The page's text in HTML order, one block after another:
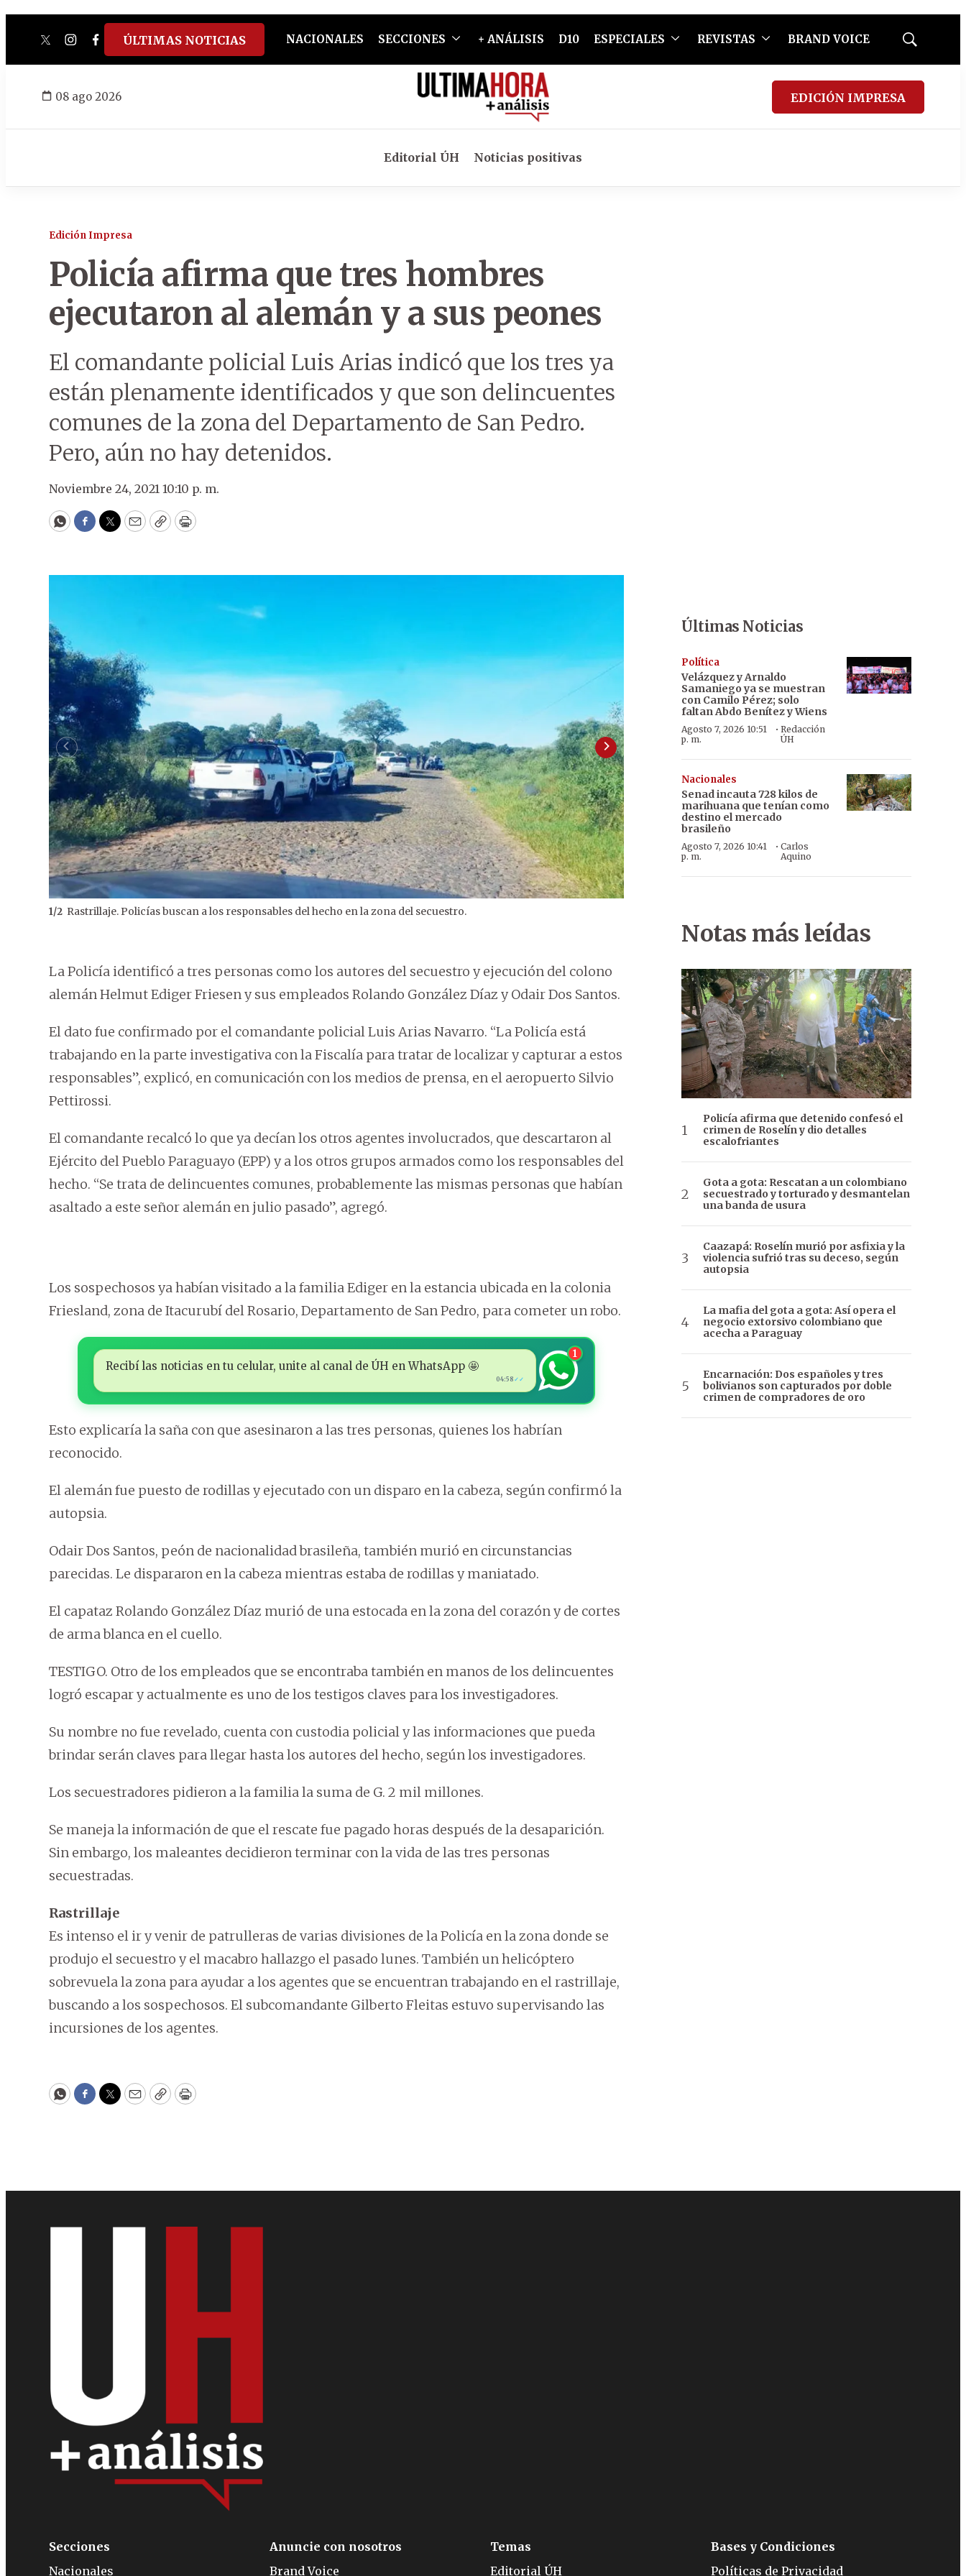
twitterinstagram
facebook
tiktokyoutube
spotify
ÚLTIMAS NOTICIAS NACIONALES SECCIONES + ANÁLISIS D10 ESPECIALES REVISTAS BRAND VOICE
Mostrar
08 ago 2026 EDICIÓN IMPRESA
Editorial ÚH Noticias positivas
Edición Impresa
Policía afirma que tres hombres
ejecutaron al alemán y a sus peones
El comandante policial Luis Arias indicó que los tres ya
están plenamente identificados y que son delincuentes
comunes de la zona del Departamento de San Pedro.
Pero, aún no hay detenidos.
Noviembre 24, 2021 10:10 p. m.
WhatsApp
Facebook
Twitter
EmailCopyPrint
1/2 Rastrillaje. Policías buscan a los responsables del hecho en la zona del secuestro.
La Policía identificó a tres personas como los autores del secuestro y ejecución del colono
alemán Helmut Ediger Friesen y sus empleados Rolando González Díaz y Odair Dos Santos.
El dato fue confirmado por el comandante policial Luis Arias Navarro. “La Policía está
trabajando en la parte investigativa con la Fiscalía para tratar de localizar y capturar a estos
responsables”, explicó, en comunicación con los medios de prensa, en el aeropuerto Silvio
Pettirossi.
El comandante recalcó lo que ya decían los otros agentes involucrados, que descartaron al
Ejército del Pueblo Paraguayo (EPP) y a los otros grupos armados como los responsables del
hecho. “Se trata de delincuentes comunes, probablemente las mismas personas que habían
asaltado a este señor alemán en julio pasado”, agregó.
Los sospechosos ya habían visitado a la familia Ediger en la estancia ubicada en la colonia
Friesland, zona de Itacurubí del Rosario, Departamento de San Pedro, para cometer un robo.
Recibí las noticias en tu celular, unite al canal de ÚH en WhatsApp 🤩
04:58 ✓✓
1
Esto explicaría la saña con que asesinaron a las tres personas, quienes los habrían
reconocido.
El alemán fue puesto de rodillas y ejecutado con un disparo en la cabeza, según confirmó la
autopsia.
Odair Dos Santos, peón de nacionalidad brasileña, también murió en circunstancias
parecidas. Le dispararon en la cabeza mientras estaba de rodillas y maniatado.
El capataz Rolando González Díaz murió de una estocada en la zona del corazón y de cortes
de arma blanca en el cuello.
TESTIGO. Otro de los empleados que se encontraba también en manos de los delincuentes
logró escapar y actualmente es uno de los testigos claves para los investigadores.
Su nombre no fue revelado, cuenta con custodia policial y las informaciones que pueda
brindar serán claves para llegar hasta los autores del hecho, según los investigadores.
Los secuestradores pidieron a la familia la suma de G. 2 mil millones.
Se maneja la información de que el rescate fue pagado horas después de la desaparición.
Sin embargo, los maleantes decidieron terminar con la vida de las tres personas
secuestradas.
Rastrillaje
Es intenso el ir y venir de patrulleras de varias divisiones de la Policía en la zona donde se
produjo el secuestro y el macabro hallazgo el pasado lunes. También un helicóptero
sobrevuela la zona para ayudar a los agentes que se encuentran trabajando en el rastrillaje,
buscando a los sospechosos. El subcomandante Gilberto Fleitas estuvo supervisando las
incursiones de los agentes.
WhatsApp
Facebook
Twitter
EmailCopyPrint
Últimas Noticias
Política
Velázquez y Arnaldo
Samaniego ya se muestran
con Camilo Pérez; solo
faltan Abdo Benítez y Wiens
Agosto 7, 2026 10:51
p. m.
·Redacción
ÚH
Nacionales
Senad incauta 728 kilos de
marihuana que tenían como
destino el mercado
brasileño
Agosto 7, 2026 10:41
p. m.
· Carlos
Aquino
Notas más leídas
Policía afirma que detenido confesó el
crimen de Roselín y dio detalles
escalofriantes
Gota a gota: Rescatan a un colombiano
secuestrado y torturado y desmantelan
una banda de usura
Caazapá: Roselín murió por asfixia y la
violencia sufrió tras su deceso, según
autopsia
La mafia del gota a gota: Así opera el
negocio extorsivo colombiano que
acecha a Paraguay
Encarnación: Dos españoles y tres
bolivianos son capturados por doble
crimen de compradores de oro
Secciones
Nacionales
Anuncie con nosotros
Brand Voice
Temas
Editorial ÚH
Bases y Condiciones
Políticas de Privacidad